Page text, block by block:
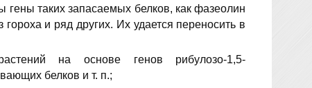
таких запасаемых белков, как фазеолин
и ряд других. Их удается переносить в
на основе генов рибулозо-1,5-
белков и т. п.;